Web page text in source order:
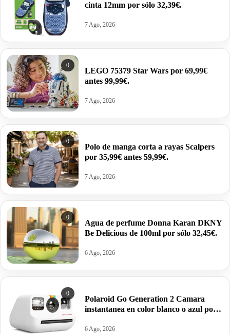
cinta 12mm por sólo 32,39€.
7 Ago, 2026
0
LEGO 75379 Star Wars por 69,99€
antes 99,99€.
7 Ago, 2026
0
Polo de manga corta a rayas Scalpers
por 35,99€ antes 59,99€.
7 Ago, 2026
0
Agua de perfume Donna Karan DKNY
Be Delicious de 100ml por sólo 32,45€.
6 Ago, 2026
0
Polaroid Go Generation 2 Camara
instantanea en color blanco o azul por
6 Ago, 2026